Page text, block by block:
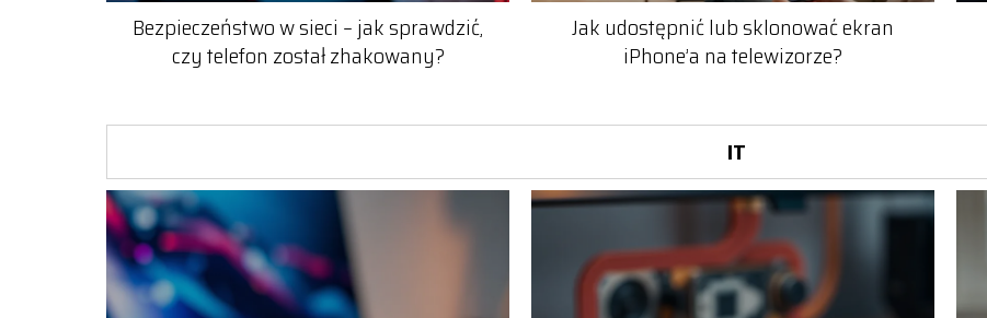
Bezpieczeństwo w sieci – jak sprawdzić,
czy telefon został zhakowany?
Jak udostępnić lub sklonować ekran
iPhone’a na telewizorze?
IT